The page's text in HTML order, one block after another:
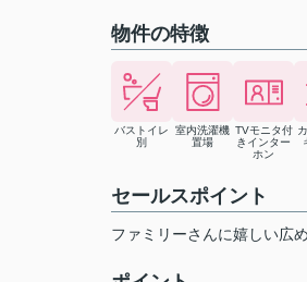
物件の特徴
バストイレ
別
室内洗濯機
置場
TVモニタ付
きインター
ホン
セールスポイント
ファミリーさんに嬉しい広